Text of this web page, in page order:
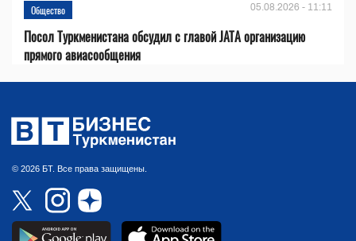
Общество 05.08.2026 - 11:11
Посол Туркменистана обсудил с главой JATA организацию
прямого авиасообщения
© 2026 БТ. Все права защищены.